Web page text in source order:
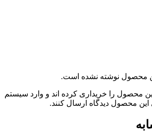
محصول نوشته نشده است.
محصول را خریداری کرده اند و وارد سیستم
این محصول دیدگاه ارسال کنند.